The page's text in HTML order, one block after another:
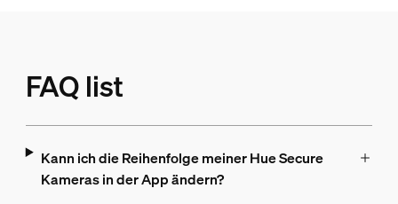
FAQ list
Kann ich die Reihenfolge meiner Hue Secure
Kameras in der App ändern?